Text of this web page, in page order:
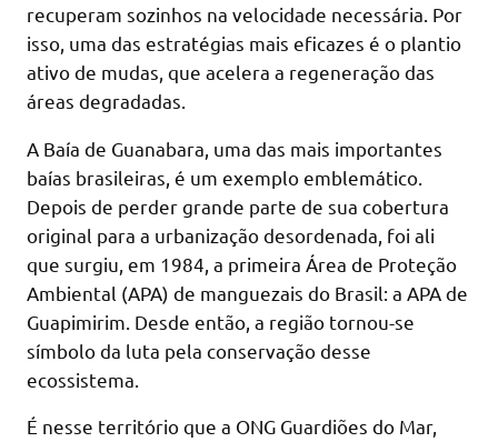
recuperam sozinhos na velocidade necessária. Por
isso, uma das estratégias mais eficazes é o plantio
ativo de mudas, que acelera a regeneração das
áreas degradadas.
A Baía de Guanabara, uma das mais importantes
baías brasileiras, é um exemplo emblemático.
Depois de perder grande parte de sua cobertura
original para a urbanização desordenada, foi ali
que surgiu, em 1984, a primeira Área de Proteção
Ambiental (APA) de manguezais do Brasil: a APA de
Guapimirim. Desde então, a região tornou-se
símbolo da luta pela conservação desse
ecossistema.
É nesse território que a ONG Guardiões do Mar,